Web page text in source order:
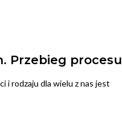
Przebieg procesu
i rodzaju dla wielu z nas jest